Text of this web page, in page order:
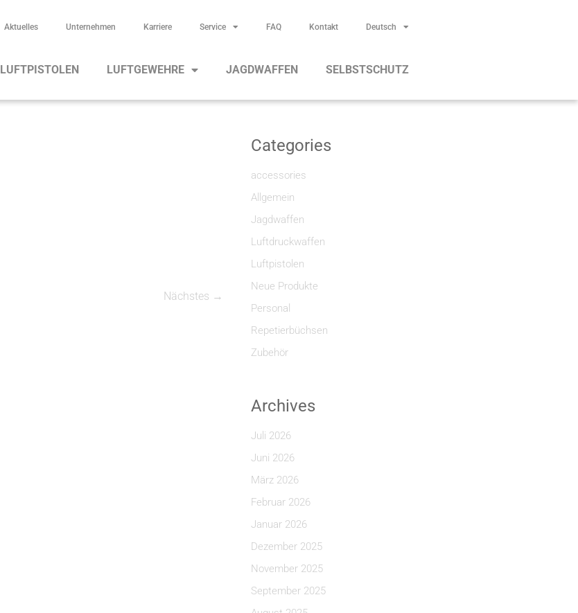
Aktuelles Unternehmen Karriere Service FAQ Kontakt Deutsch
LUFTPISTOLEN LUFTGEWEHRE JAGDWAFFEN SELBSTSCHUTZ
Nächstes →
Categories
accessories
Allgemein
Jagdwaffen
Luftdruckwaffen
Luftpistolen
Neue Produkte
Personal
Repetierbüchsen
Zubehör
Archives
Juli 2026
Juni 2026
März 2026
Februar 2026
Januar 2026
Dezember 2025
November 2025
September 2025